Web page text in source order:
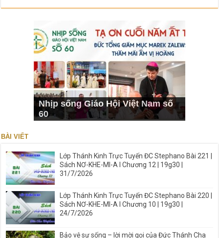
Nhịp sống Giáo Hội Việt Nam số
60
BÀI VIẾT
Lớp Thánh Kinh Trực Tuyến ĐC Stephano Bài 221 |
Sách NƠ-KHE-MI-A I Chương 12 | 19g30 |
31/7/2026
Lớp Thánh Kinh Trực Tuyến ĐC Stephano Bài 220 |
Sách NƠ-KHE-MI-A I Chương 10 | 19g30 |
24/7/2026
Bảo vệ sự sống – lời mời gọi của Đức Thánh Cha